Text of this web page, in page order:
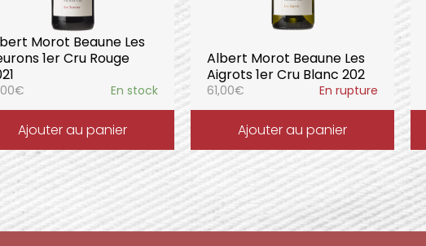
Morot Beaune Les
1er Cru Rouge
€ En stock
Ajouter au panier
Albert Morot Beaune Les
Aigrots 1er Cru Blanc 202
61,00€ En rupture
Ajouter au panier